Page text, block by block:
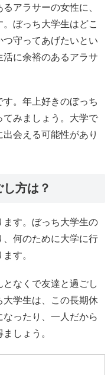
アラサーの女性に、
ぼっち大学生はどこ
守ってあげたいとい
活に余裕のあるアラサ
。年上好きのぼっち
みましょう。大学で
会える可能性があり
方は？
す。ぼっち大学生の
何のために大学に行
す。
なくで友達と過ごし
学生は、この長期休
ったり、一人だから
しょう。